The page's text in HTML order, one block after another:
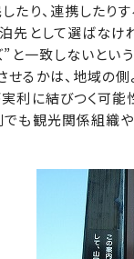
り、連携したり
先として選ばなけ
一致しないという
るかは、地域の
利に結びつく可
も観光関係組織